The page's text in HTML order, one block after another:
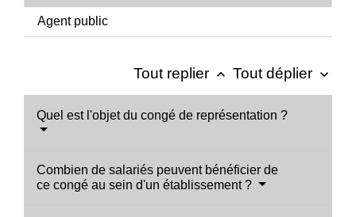
Agent public
Tout replier keyboard_arrow_up Tout déplier keyboard_arrow_down
Quel est l'objet du congé de représentation ?
Combien de salariés peuvent bénéficier de
ce congé au sein d'un établissement ?